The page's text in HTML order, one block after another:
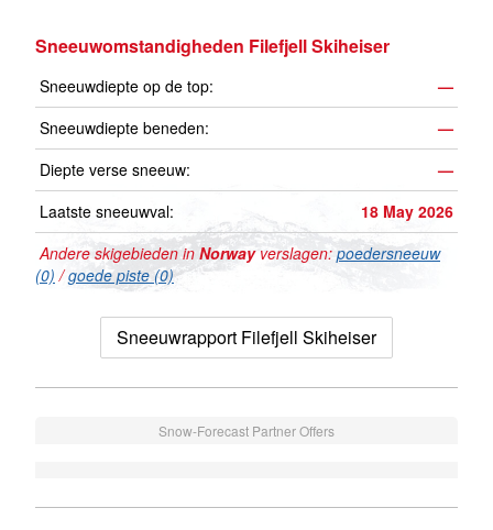
Sneeuwomstandigheden Filefjell Skiheiser
Sneeuwdiepte op de top:
—
Sneeuwdiepte beneden:
—
Diepte verse sneeuw:
—
Laatste sneeuwval:
18 May 2026
Andere skigebieden in Norwayverslagen: poedersneeuw
(0) /goede piste (0)
Sneeuwrapport Filefjell Skiheiser
Snow-Forecast Partner Offers